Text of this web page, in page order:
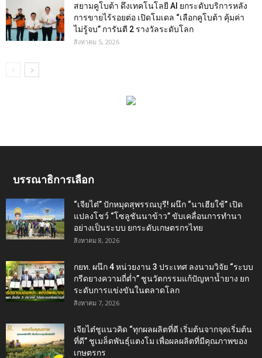
สยามคูโบต้า ดึงเทคโนโลยี AI ยกระดับบริการหลัง
การขายไร้รอยต่อ เปิดโมเดล “เลือกคูโบต้า คุ้มค่า
ไม่รู้จบ” การันตี 2 รางวัลระดับโลก
สิงหาคม 5, 2026
บรรณาธิการเลือก
“เจียไต๋” ปักหมุดสุพรรณบุรี! ผนึก “นาเฮียใช้” เปิด
แปลงโชว์ “โซลูชันนาข้าว” ขับเคลื่อนการทำนา
อย่างเป็นระบบ ยกระดับเกษตรกรไทย
สิงหาคม 8, 2026
กยท. ผนึก 4 หน่วยงาน 3 ประเทศ ลงนามวิจัย “ระบบ
กรีดยางความถี่ต่ำ” ชูนวัตกรรมแก้ปัญหาน้ำยาง ยก
ระดับการแข่งขันในตลาดโลก
สิงหาคม 7, 2026
เจียไต๋ชูแนวคิด “ทุกผลผลิตที่ดี เริ่มต้นจากจุดเริ่มต้น
ที่ดี” ชูเมล็ดพันธุ์แตงโม เพื่อผลผลิตที่มีคุณภาพของ
เกษตรกร